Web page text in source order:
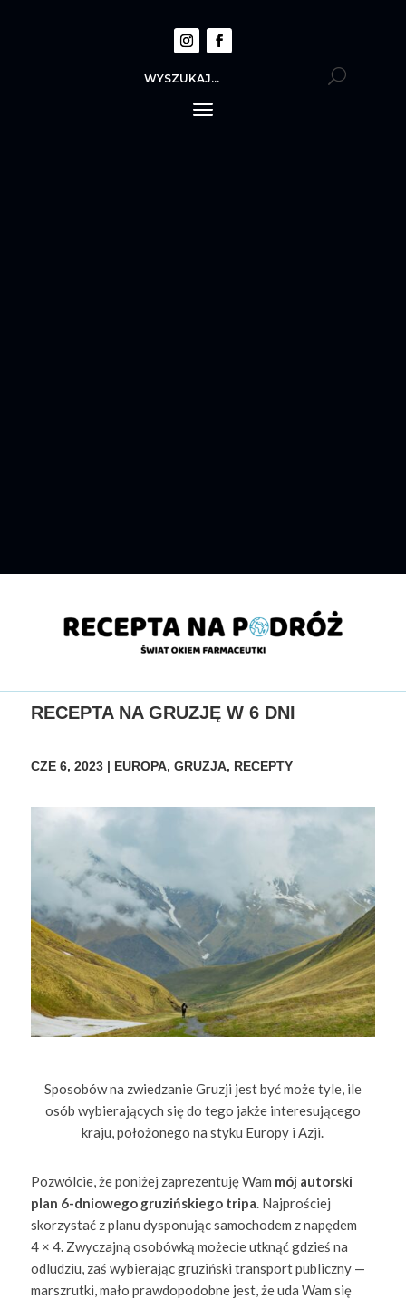
RECEPTA NA GRUZJĘ W 6 DNI
CZE 6, 2023| EUROPA, GRUZJA, RECEPTY
Sposobów na zwiedzanie Gruzji jest być może tyle, ile
osób wybierających się do tego jakże interesującego
kraju, położonego na styku Europy i Azji.
Pozwólcie, że poniżej zaprezentuję Wam mój autorski
plan 6-dniowego gruzińskiego tripa. Najprościej
skorzystać z planu dysponując samochodem z napędem
4 × 4. Zwyczajną osobówką możecie utknąć gdzieś na
odludziu, zaś wybierając gruziński transport publiczny —
marszrutki, mało prawdopodobne jest, że uda Wam się